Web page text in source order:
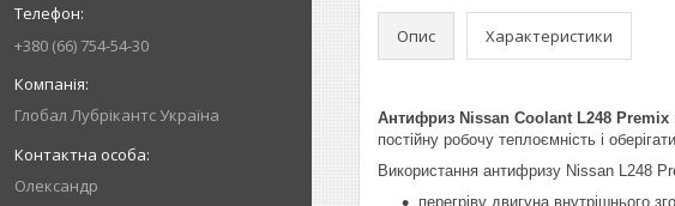
+380 (66) 754-54-30
Глобал Лубрікантс Україна
Олександр
Опис Характеристики
Антифриз Nissan Coolant L248 Premix
постійну робочу теплоємність і
Використання антифризу Nissan L248
перегріву двигуна внутрішнього